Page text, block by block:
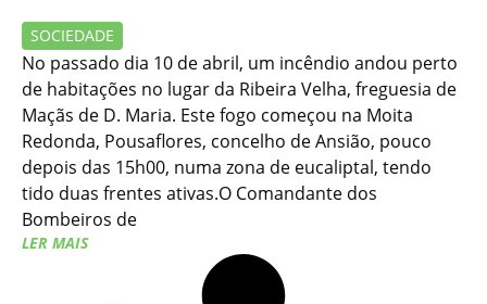
SOCIEDADE
No passado dia 10 de abril, um incêndio andou perto
de habitações no lugar da Ribeira Velha, freguesia de
Maçãs de D. Maria. Este fogo começou na Moita
Redonda, Pousaflores, concelho de Ansião, pouco
depois das 15h00, numa zona de eucaliptal, tendo
tido duas frentes ativas.O Comandante dos
Bombeiros de
LER MAIS